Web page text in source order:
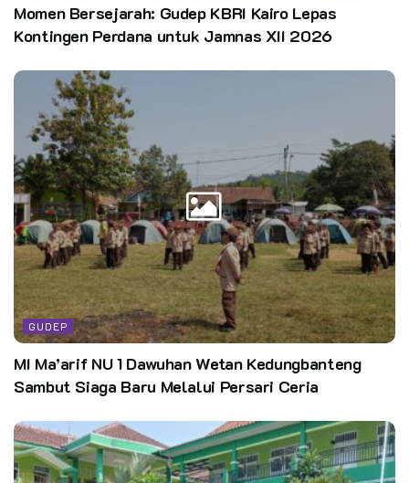
Momen Bersejarah: Gudep KBRI Kairo Lepas
Kontingen Perdana untuk Jamnas XII 2026
GUDEP
MI Ma’arif NU 1 Dawuhan Wetan Kedungbanteng
Sambut Siaga Baru Melalui Persari Ceria